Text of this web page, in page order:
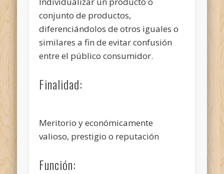
conjunto de productos,
diferenciándolos de otros iguales o
similares a fin de evitar confusión
entre el público consumidor.
Finalidad:
Meritorio y económicamente
valioso, prestigio o reputación
Función: